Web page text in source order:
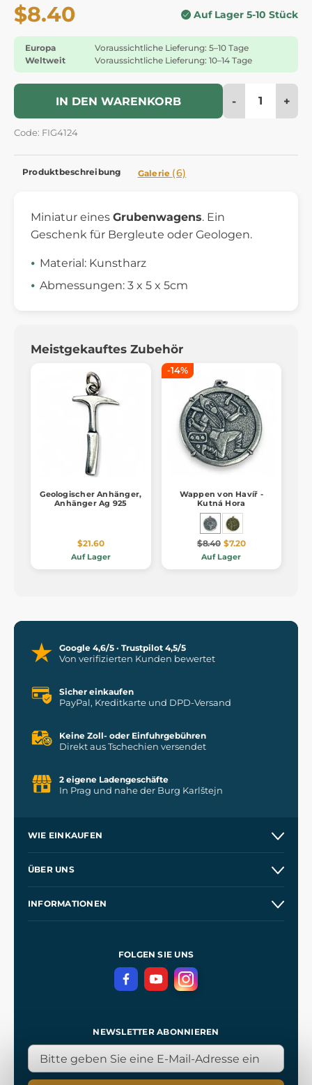
$8.40 Auf Lager 5-10 Stück
Europa
Voraussichtliche Lieferung: 5–10 Tage
Weltweit
Voraussichtliche Lieferung: 10–14 Tage
IN DEN WARENKORB - +
Code: FIG4124
Produktbeschreibung Galerie (6)
Miniatur eines Grubenwagens. Ein
Geschenk für Bergleute oder Geologen.
Material: Kunstharz
Abmessungen: 3 x 5 x 5cm
Meistgekauftes Zubehör
Geologischer Anhänger,
Anhänger Ag 925
$21.60
Auf Lager
-14%
Wappen von Havíř -
Kutná Hora
$8.40 $7.20
Auf Lager
Google 4,6/5 · Trustpilot 4,5/5
Von verifizierten Kunden bewertet
Sicher einkaufen
PayPal, Kreditkarte und DPD-Versand
Keine Zoll- oder Einfuhrgebühren
Direkt aus Tschechien versendet
2 eigene Ladengeschäfte
In Prag und nahe der Burg Karlštejn
WIE EINKAUFEN
Kontakt
ÜBER UNS
INFORMATIONEN
DatenschutzerklärungFOLGEN SIE UNS
NEWSLETTER ABONNIEREN